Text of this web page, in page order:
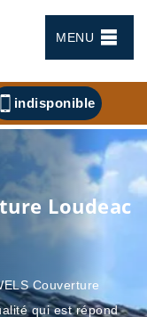
MENU
indisponible
Loudeac
Couverture
qui est répond